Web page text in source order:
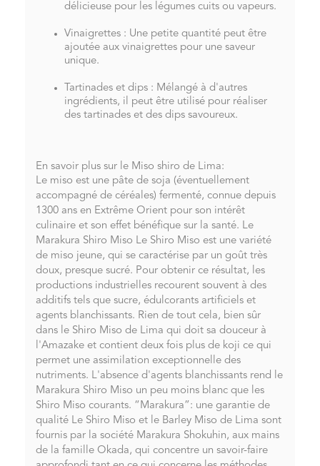
délicieuse pour les légumes cuits ou vapeurs.
Vinaigrettes : Une petite quantité peut être
ajoutée aux vinaigrettes pour une saveur
unique.
Tartinades et dips : Mélangé à d'autres
ingrédients, il peut être utilisé pour réaliser
des tartinades et des dips savoureux.
En savoir plus sur le Miso shiro de Lima:
Le miso est une pâte de soja (éventuellement
accompagné de céréales) fermenté, connue depuis
1300 ans en Extrême Orient pour son intérêt
culinaire et son effet bénéfique sur la santé. Le
Marakura Shiro Miso Le Shiro Miso est une variété
de miso jeune, qui se caractérise par un goût très
doux, presque sucré. Pour obtenir ce résultat, les
productions industrielles recourent souvent à des
additifs tels que sucre, édulcorants artificiels et
agents blanchissants. Rien de tout cela, bien sûr
dans le Shiro Miso de Lima qui doit sa douceur à
l'Amazake et contient deux fois plus de koji ce qui
permet une assimilation exceptionnelle des
nutriments. L'absence d'agents blanchissants rend le
Marakura Shiro Miso un peu moins blanc que les
Shiro Miso courants. “Marakura”: une garantie de
qualité Le Shiro Miso et le Barley Miso de Lima sont
fournis par la société Marakura Shokuhin, aux mains
de la famille Okada, qui concentre un savoir-faire